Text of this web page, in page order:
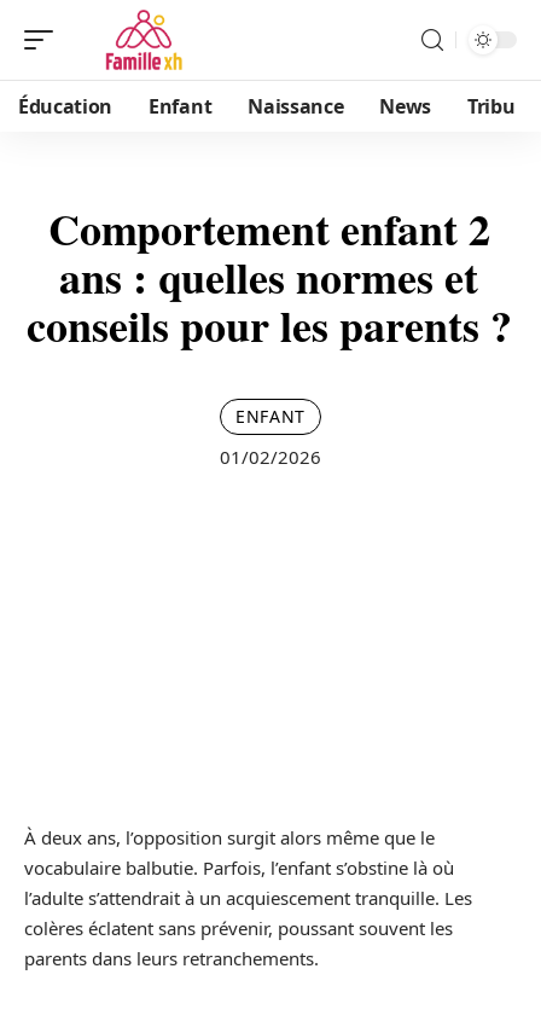
Éducation Enfant Naissance News Tribu
Comportement enfant 2
ans : quelles normes et
conseils pour les parents ?
ENFANT
01/02/2026
À deux ans, l’opposition surgit alors même que le
vocabulaire balbutie. Parfois, l’enfant s’obstine là où
l’adulte s’attendrait à un acquiescement tranquille. Les
colères éclatent sans prévenir, poussant souvent les
parents dans leurs retranchements.